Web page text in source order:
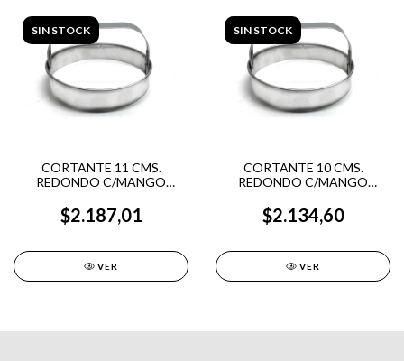
SIN STOCK
CORTANTE 11 CMS.
REDONDO C/MANGO
$2.187,01
VER
SIN STOCK
CORTANTE 10 CMS.
REDONDO C/MANGO
$2.134,60
VER